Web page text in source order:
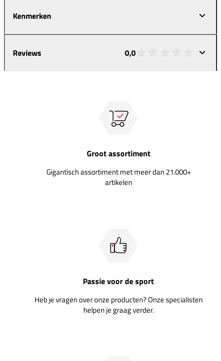
Kenmerken
Reviews 0,0
Groot assortiment
Gigantisch assortiment met meer dan 21.000+
artikelen
Passie voor de sport
Heb je vragen over onze producten? Onze specialisten
helpen je graag verder.